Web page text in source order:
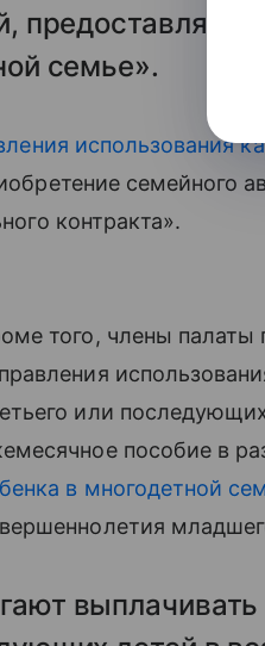
семье».
использования
семейного
контракта».
того, члены палаты
или
пособие в
в многодетной